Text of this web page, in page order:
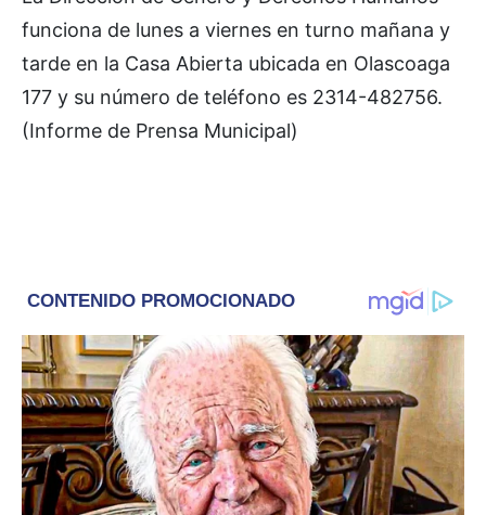
funciona de lunes a viernes en turno mañana y
tarde en la Casa Abierta ubicada en Olascoaga
177 y su número de teléfono es 2314-482756.
(Informe de Prensa Municipal)